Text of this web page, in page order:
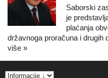
Saborski
je
plaćanja
državnoga proračuna i drugih
više »